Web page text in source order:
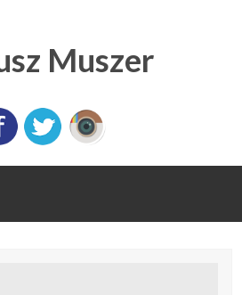
Muszer